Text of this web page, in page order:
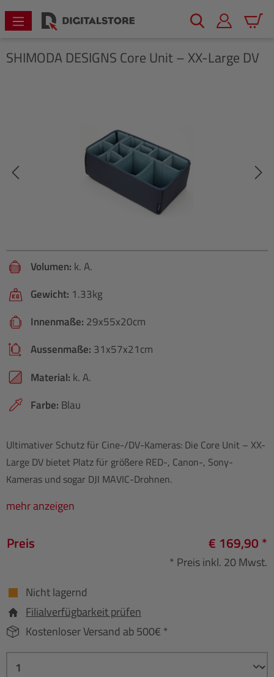
springen
SHIMODA DESIGNS Core Unit – XX-Large DV
Volumen: k. A.
Gewicht: 1.33kg
Innenmaße: 29x55x20cm
Aussenmaße: 31x57x21cm
Material: k. A.
Farbe: Blau
Ultimativer Schutz für Cine-/DV-Kameras: Die Core Unit – XX-
Large DV bietet Platz für größere RED-, Canon-, Sony-
Kameras und sogar DJI MAVIC-Drohnen.
mehr anzeigen
Preis € 169,90 *
* Preis inkl. 20 Mwst.
Nicht lagernd
Filialverfügbarkeit prüfen
Kostenloser Versand ab 500€ *